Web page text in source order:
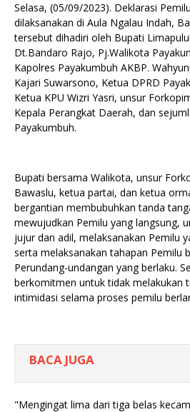
Selasa, (05/09/2023). Deklarasi
dilaksanakan di Aula Ngalau Indah,
tersebut dihadiri oleh Bupati
Dt.Bandaro Rajo, Pj.Walikota
Kapolres Payakumbuh AKBP.
Kajari Suwarsono, Ketua DPRD
Ketua KPU Wizri Yasri, unsur
Kepala Perangkat Daerah, dan
Payakumbuh.
Bupati bersama Walikota, unsur
Bawaslu, ketua partai, dan ketua
bergantian membubuhkan tanda
mewujudkan Pemilu yang langsung,
jujur dan adil, melaksanakan Pemilu
serta melaksanakan tahapan Pemilu
Perundang-undangan yang berlaku.
berkomitmen untuk tidak melakukan
intimidasi selama proses pemilu
BACA JUGA
"Mengingat lima dari tiga belas